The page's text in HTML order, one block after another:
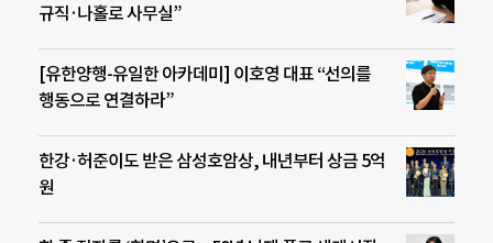
규직·나홀로 사무실”
[유한양행-유일한 아카데미] 이호영 대표 “선의를
행동으로 연결하라”
한강·허준이도 받은 삼성호암상, 내년부터 상금 5억
원